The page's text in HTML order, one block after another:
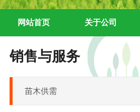
网站首页 关于公司
销售与服务
苗木供需